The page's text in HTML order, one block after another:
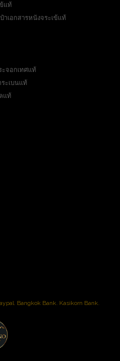
แท้
าเอกสารหนังจระเข้แท้
ะจอกเทศแท้
ระเบนแท้
แท้
Bangkok Bank. Kasikorn Bank.